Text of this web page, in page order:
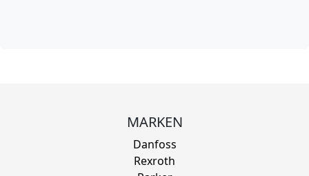
MARKEN
Danfoss
Rexroth